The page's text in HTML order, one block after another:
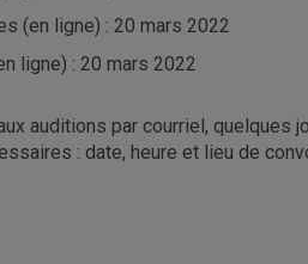
(en ligne) : 20 mars 2022
ligne) : 20 mars 2022
auditions par courriel, quelques
: date, heure et lieu de